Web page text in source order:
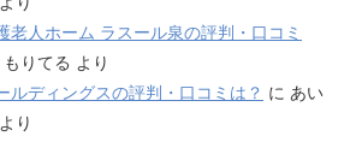
老人ホーム ラスール泉の評判・口コミ
もりてる より
ルディングスの評判・口コミは？ に あい
り